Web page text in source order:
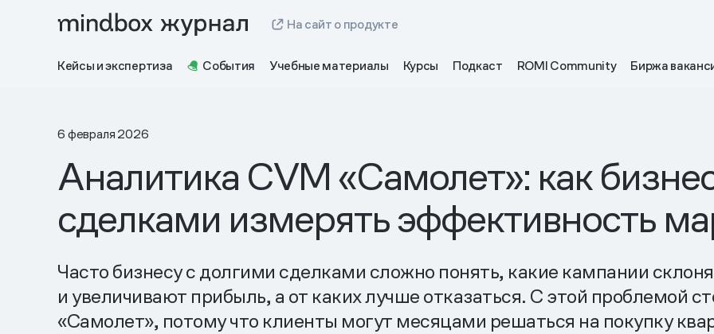
На сайт о продукте
Кейсы и экспертиза События Учебные материалы Курсы Подкаст ROMI Community Биржа
6 февраля 2026
Аналитика CVM «Самолет»: как
сделками измерять эффективность
Часто бизнесу с долгими сделками сложно понять, какие кампании
и увеличивают прибыль, а от каких лучше отказаться. С этой проблемой
«Самолет», потому что клиенты могут месяцами решаться на покупку